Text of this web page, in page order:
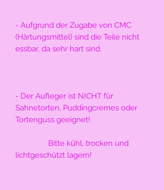
- Aufgrund der Zugabe von CMC
(Härtungsmittel) sind die Teile nicht
essbar, da sehr hart sind.
- Der Aufleger ist NICHT für
Sahnetorten, Puddingcremes oder
Tortenguss geeignet!
lichtgeschützt lagern!